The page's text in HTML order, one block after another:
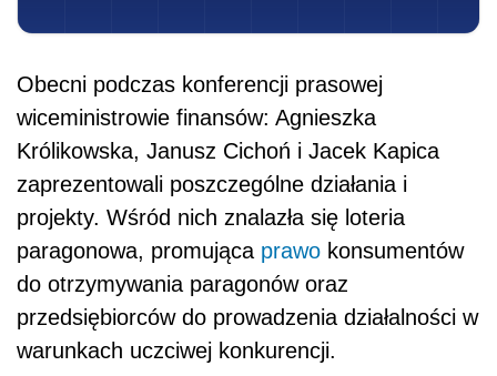
Obecni podczas konferencji prasowej
wiceministrowie finansów: Agnieszka
Królikowska, Janusz Cichoń i Jacek Kapica
zaprezentowali poszczególne działania i
projekty. Wśród nich znalazła się loteria
paragonowa, promująca prawo konsumentów
do otrzymywania paragonów oraz
przedsiębiorców do prowadzenia działalności w
warunkach uczciwej konkurencji.